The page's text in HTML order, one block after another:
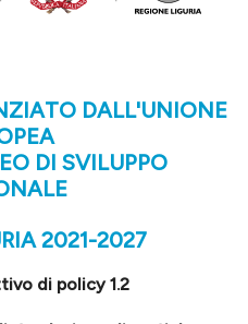
DALL'UNIONE
DI SVILUPPO
2021-2027
di policy 1.2